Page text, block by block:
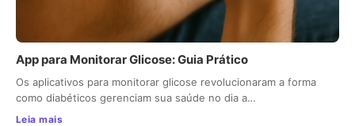
App para Monitorar Glicose: Guia Prático
Os aplicativos para monitorar glicose revolucionaram a forma
como diabéticos gerenciam sua saúde no dia a…
Leia mais